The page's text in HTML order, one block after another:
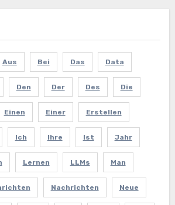
Aus Bei Das Data
Den Der Des Die
Einen Einer Erstellen
Ich Ihre Ist Jahr
Lernen LLMs Man
Nachrichten Neue